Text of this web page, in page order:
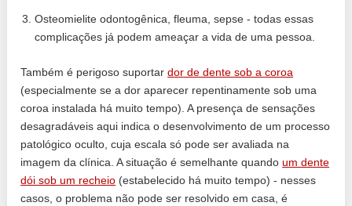
Osteomielite odontogênica, fleuma, sepse - todas essas
complicações já podem ameaçar a vida de uma pessoa.
Também é perigoso suportardor de dente sob a coroa
(especialmente se a dor aparecer repentinamente sob uma
coroa instalada há muito tempo). A presença de sensações
desagradáveis ​​aqui indica o desenvolvimento de um processo
patológico oculto, cuja escala só pode ser avaliada na
imagem da clínica. A situação é semelhante quandoum dente
dói sob um recheio (estabelecido há muito tempo) - nesses
casos, o problema não pode ser resolvido em casa, é